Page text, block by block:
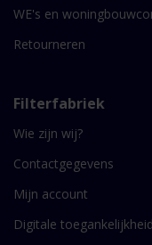
WE's en
Retourneren
Filterfabriek
Wie zijn wij?
Contactgegevens
Mijn account
Digitale toegankelijkheid